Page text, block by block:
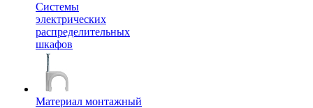
Системы
электрических
распределительных
шкафов
Материал монтажный